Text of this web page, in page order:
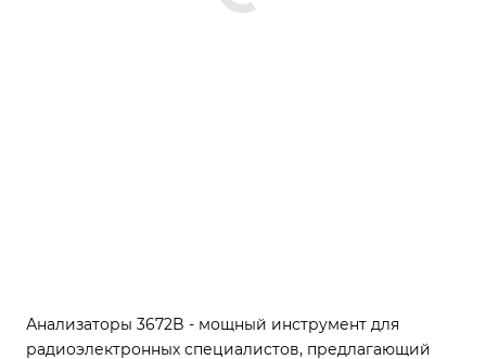
Анализаторы 3672B - мощный инструмент для
радиоэлектронных специалистов, предлагающий